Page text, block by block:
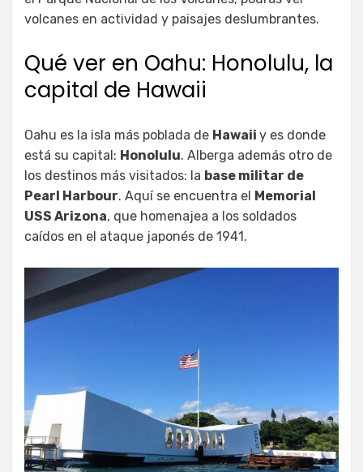
volcanes en actividad y paisajes deslumbrantes.
Qué ver en Oahu: Honolulu, la
capital de Hawaii
Oahu es la isla más poblada de Hawaii y es donde
está su capital: Honolulu. Alberga además otro de
los destinos más visitados: la base militar de
Pearl Harbour. Aquí se encuentra el Memorial
USS Arizona, que homenajea a los soldados
caídos en el ataque japonés de 1941.